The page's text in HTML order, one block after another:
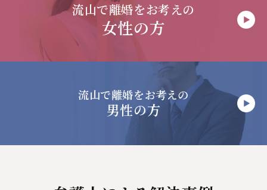
流山で離婚をお考えの
女性の方
流山で離婚をお考えの
男性の方